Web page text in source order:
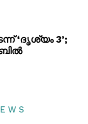
‘ദൃശ്യം 3’;